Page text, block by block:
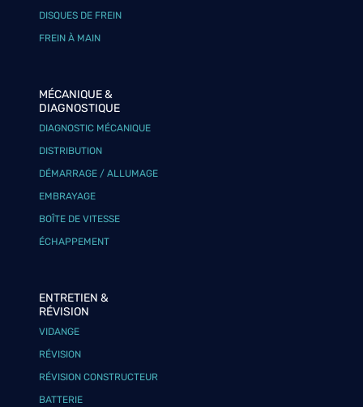
DISQUES DE FREIN
FREIN À MAIN
MÉCANIQUE &
DIAGNOSTIQUE
DIAGNOSTIC MÉCANIQUE
DISTRIBUTION
DÉMARRAGE / ALLUMAGE
EMBRAYAGE
BOÎTE DE VITESSE
ÉCHAPPEMENT
ENTRETIEN &
RÉVISION
VIDANGE
RÉVISION
RÉVISION CONSTRUCTEUR
BATTERIE